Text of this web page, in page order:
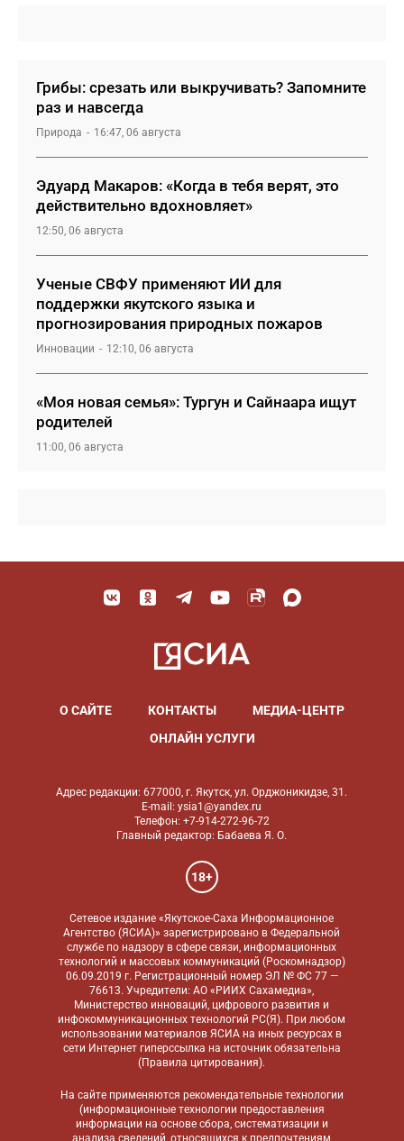
Грибы: срезать или выкручивать? Запомните
раз и навсегда
Природа 16:47, 06 августа
Эдуард Макаров: «Когда в тебя верят, это
действительно вдохновляет»
12:50, 06 августа
Ученые СВФУ применяют ИИ для
поддержки якутского языка и
прогнозирования природных пожаров
Инновации 12:10, 06 августа
«Моя новая семья»: Тургун и Сайнаара ищут
родителей
11:00, 06 августа
О САЙТЕ КОНТАКТЫ
МЕДИА-ЦЕНТР
ОНЛАЙН УСЛУГИ
Адрес редакции: 677000, г. Якутск, ул. Орджоникидзе, 31.
E-mail: ysia1@yandex.ru
Телефон: +7-914-272-96-72
Главный редактор: Бабаева Я. О.
18+
Сетевое издание «Якутское-Саха Информационное
Агентство (ЯСИА)» зарегистрировано в Федеральной
службе по надзору в сфере связи, информационных
технологий и массовых коммуникаций (Роскомнадзор)
06.09.2019 г. Регистрационный номер ЭЛ № ФС 77 —
76613. Учредители: АО «РИИХ Сахамедиа»,
Министерство инноваций, цифрового развития и
инфокоммуникационных технологий РС(Я). При любом
использовании материалов ЯСИА на иных ресурсах в
сети Интернет гиперссылка на источник обязательна
(Правила цитирования).
На сайте применяются рекомендательные технологии
(информационные технологии предоставления
информации на основе сбора, систематизации и
анализа сведений, относящихся к предпочтениям